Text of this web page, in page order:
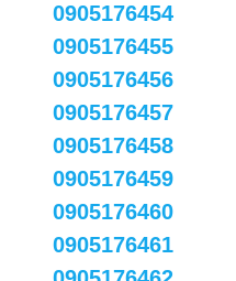
0905176454
0905176455
0905176456
0905176457
0905176458
0905176459
0905176460
0905176461